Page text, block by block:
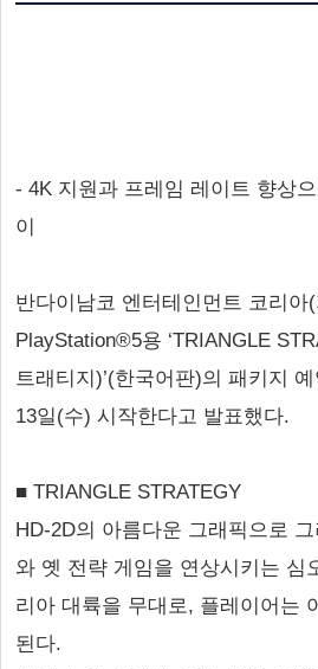
- 4K 지원과 프레임 레이트 향상
이
반다이남코 엔터테인먼트 코리아
PlayStation®5용 ‘TRIANGLE
트래티지)’(한국어판)의 패키지
13일(수) 시작한다고 발표했다.
■ TRIANGLE STRATEGY
HD-2D의 아름다운 그래픽으로
와 옛 전략 게임을 연상시키는 심
리아 대륙을 무대로, 플레이어는
된다.